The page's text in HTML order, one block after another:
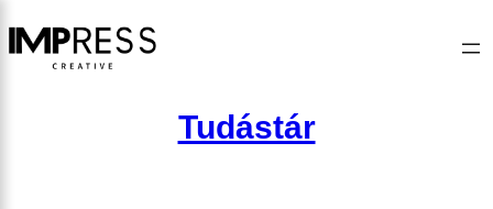
Ugrás
a
tartalomhoz
Tudástár